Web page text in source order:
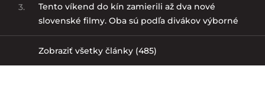
3.
Tento víkend do kín zamierili až dva nové
slovenské filmy. Oba sú podľa divákov výborné
Zobraziť všetky články (485)